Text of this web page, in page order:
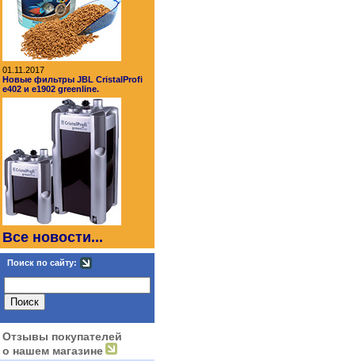
01.11.2017
Новые фильтры JBL CristalProfi
e402 и e1902 greenline.
Все новости...
Поиск по сайту:
Отзывы покупателей
о нашем магазине